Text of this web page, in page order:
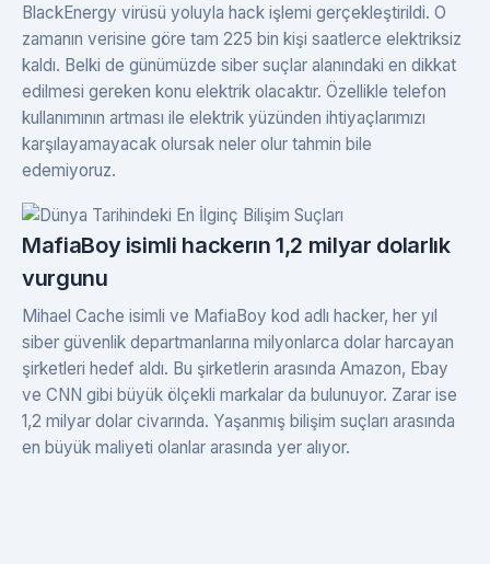
BlackEnergy virüsü yoluyla hack işlemi gerçekleştirildi. O
zamanın verisine göre tam 225 bin kişi saatlerce elektriksiz
kaldı. Belki de günümüzde siber suçlar alanındaki en dikkat
edilmesi gereken konu elektrik olacaktır. Özellikle telefon
kullanımının artması ile elektrik yüzünden ihtiyaçlarımızı
karşılayamayacak olursak neler olur tahmin bile
edemiyoruz.
MafiaBoy isimli hackerın 1,2 milyar dolarlık
vurgunu
Mihael Cache isimli ve MafiaBoy kod adlı hacker, her yıl
siber güvenlik departmanlarına milyonlarca dolar harcayan
şirketleri hedef aldı. Bu şirketlerin arasında Amazon, Ebay
ve CNN gibi büyük ölçekli markalar da bulunuyor. Zarar ise
1,2 milyar dolar civarında. Yaşanmış bilişim suçları arasında
en büyük maliyeti olanlar arasında yer alıyor.